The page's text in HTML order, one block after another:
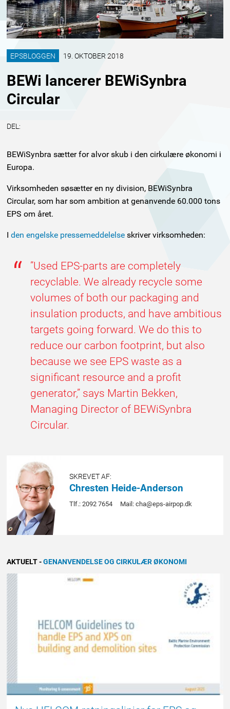
BEWi lancerer BEWiSynbra
Circular
EPSBLOGGEN 19. OKTOBER 2018
DEL:
BEWiSynbra sætter for alvor skub i den cirkulære økonomi i
Europa.
Virksomheden søsætter en ny division, BEWiSynbra
Circular, som har som ambition at genanvende 60.000 tons
EPS om året.
Iden engelske pressemeddelelse skriver virksomheden:
”Used EPS-parts are completely
recyclable. We already recycle some
volumes of both our packaging and
insulation products, and have ambitious
targets going forward. We do this to
reduce our carbon footprint, but also
because we see EPS waste as a
significant resource and a profit
generator,” says Martin Bekken,
Managing Director of BEWiSynbra
Circular.
SKREVET AF:
Chresten Heide-Anderson
Tlf.: 2092 7654 Mail: cha@eps-airpop.dk
AKTUELT-GENANVENDELSE OG CIRKULÆR ØKONOMI